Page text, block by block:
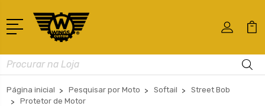
Busca
Página inicial Pesquisar por Moto Softail
Street Bob
Protetor de Motor